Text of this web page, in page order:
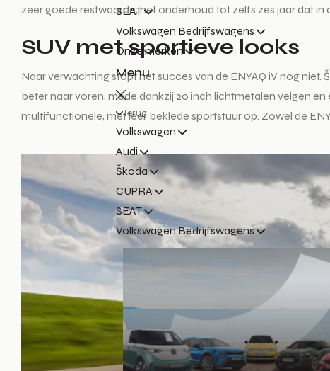
SEAT
Volkswagen Bedrijfswagens
Onze merken
Menu
Terug
Volkswagen
Audi
Škoda
CUPRA
SEAT
Volkswagen Bedrijfswagens
zeer goede restwaarde, het onderhoud tot zelfs zes jaar dat
SUV met sportieve looks
Naar verwachting stopt het succes van de ENYAQ iV nog
beter naar voren, mede dankzij 20 inch lichtmetalen velgen
multifunctionele, met leer beklede sportstuur op. Zowel de